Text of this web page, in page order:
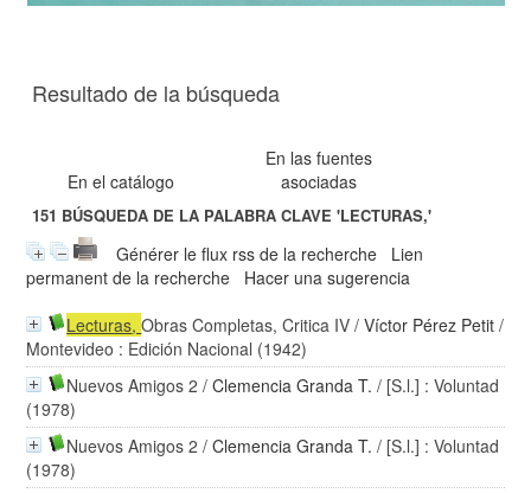
Resultado de la búsqueda
En el catálogo
En las fuentes
asociadas
151 BÚSQUEDA DE LA PALABRA CLAVE'LECTURAS,'
Générer le flux rss de la recherche
Lien
permanent de la recherche
Hacer una sugerencia
Lecturas,Obras Completas, Critica IV /Víctor Pérez Petit /
Montevideo : Edición Nacional (1942)
Nuevos Amigos 2 /Clemencia Granda T. / [S.l.] : Voluntad
(1978)
Nuevos Amigos 2 /Clemencia Granda T. / [S.l.] : Voluntad
(1978)